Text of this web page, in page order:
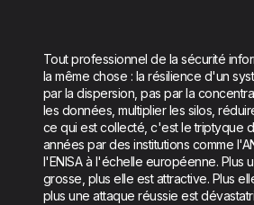
Tout professionnel de la sécurité
la même chose : la résilience d'un
par la dispersion, pas par la
les données, multiplier les silos,
ce qui est collecté, c'est le triptyque
années par des institutions comme
l'ENISA à l'échelle européenne. Plus
grosse, plus elle est attractive. Plus
plus une attaque réussie est